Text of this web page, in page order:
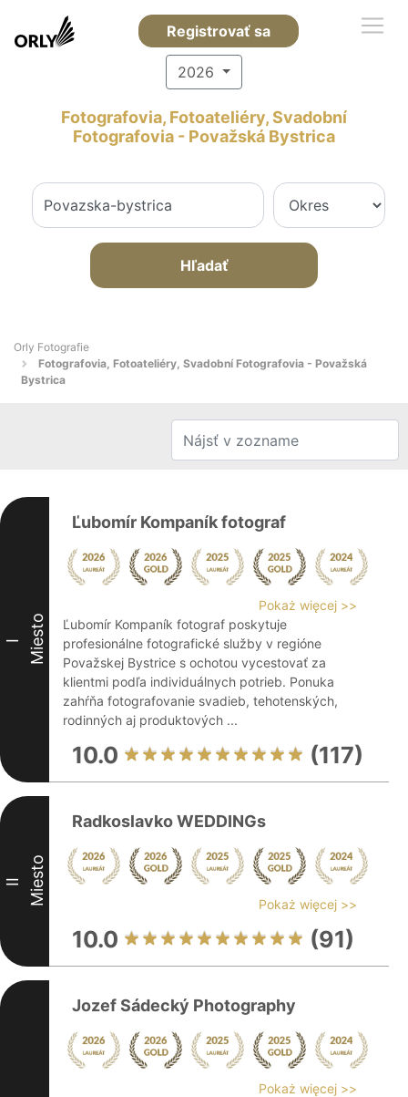
Registrovať sa
2026
Fotografovia, Fotoateliéry, Svadobní
Fotografovia - Považská Bystrica
Hľadať
Orly Fotografie
Fotografovia, Fotoateliéry, Svadobní Fotografovia - Považská
Bystrica
I Miesto
Ľubomír Kompaník fotograf
Pokaż więcej >>
Ľubomír Kompaník fotograf poskytuje
profesionálne fotografické služby v regióne
Považskej Bystrice s ochotou vycestovať za
klientmi podľa individuálnych potrieb. Ponuka
zahŕňa fotografovanie svadieb, tehotenských,
rodinných aj produktových ...
10.0 (117)
II Miesto
Radkoslavko WEDDINGs
Pokaż więcej >>
10.0 (91)
Jozef Sádecký Photography
Pokaż więcej >>